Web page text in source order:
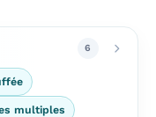
6
multiples